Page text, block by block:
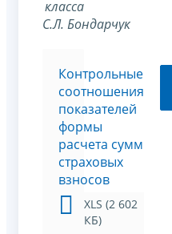
класса
С.Л. Бондарчук
Контрольные
соотношения
показателей
формы
расчета сумм
страховых
взносов
XLS (2 602
КБ)